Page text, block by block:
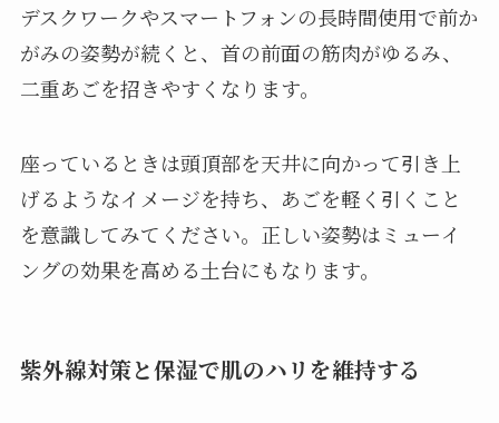
デスクワークやスマートフォンの長時間使用で前か
がみの姿勢が続くと、首の前面の筋肉がゆるみ、
二重あごを招きやすくなります。
座っているときは頭頂部を天井に向かって引き上
げるようなイメージを持ち、あごを軽く引くこと
を意識してみてください。正しい姿勢はミューイ
ングの効果を高める土台にもなります。
紫外線対策と保湿で肌のハリを維持する